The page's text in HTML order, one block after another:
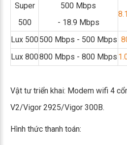
Super
500
500 Mbps
- 18.9 Mbps
Lux 500500 Mbps - 500 Mbps
Lux 800800 Mbps - 800 Mbps
Vật tư triển khai: Modem wifi 4
V2/Vigor 2925/Vigor 300B.
Hình thức thanh toán: